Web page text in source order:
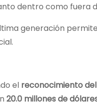
dentro como fuera
generación
el reconocimiento
20.0 millones de